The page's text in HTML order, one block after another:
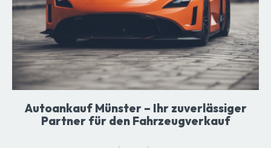
Autoankauf Münster – Ihr zuverlässiger
Partner für den Fahrzeugverkauf